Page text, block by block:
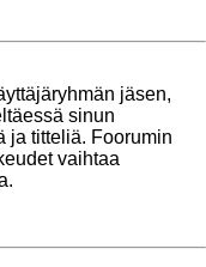
jäsen,
sinun
ja titteliä. Foorumin
vaihtaa